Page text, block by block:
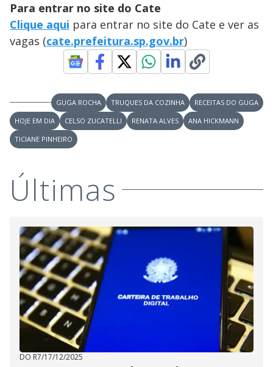
Para entrar no site do Cate
Clique aqui para entrar no site do Cate e ver as
vagas (cate.prefeitura.sp.gov.br)
GUGA ROCHA TRUQUES DA COZINHA
RECEITAS DO GUGA
HOJE EM DIA
CELSO ZUCATELLI RENATA ALVES
ANA HICKMANN
TICIANE PINHEIRO
Últimas
DO R7/17/12/2025